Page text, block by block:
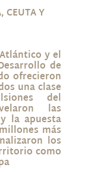
CEUTA Y
y el
de
ofrecieron
una clase
del
las
la apuesta
más
los
como